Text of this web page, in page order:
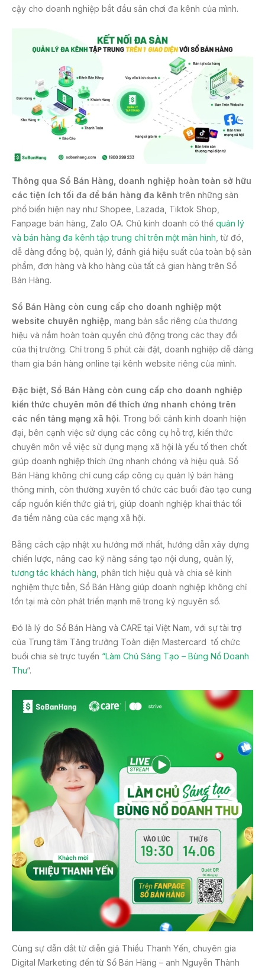
cậy cho doanh nghiệp bắt đầu sân chơi đa kênh của mình.
Thông qua Sổ Bán Hàng, doanh nghiệp hoàn toàn sở hữu
các tiện ích tối đa để bán hàng đa kênhtrên những sàn
phổ biến hiện nay như Shopee, Lazada, Tiktok Shop,
Fanpage bán hàng, Zalo OA. Chủ kinh doanh có thể quản lý
và bán hàng đa kênh tập trung chỉ trên một màn hình , từ đó,
dễ dàng đồng bộ, quản lý, đánh giá hiệu suất của toàn bộ sản
phẩm, đơn hàng và kho hàng của tất cả gian hàng trên Sổ
Bán Hàng.
Sổ Bán Hàng còn cung cấp cho doanh nghiệp một
website chuyên nghiệp , mang bản sắc riêng của thương
hiệu và nắm hoàn toàn quyền chủ động trong các thay đổi
của thị trường. Chỉ trong 5 phút cài đặt, doanh nghiệp dễ dàng
tham gia bán hàng online tại kênh website riêng của mình.
Đặc biệt, Sổ Bán Hàng còn cung cấp cho doanh nghiệp
kiến thức chuyên môn để thích ứng nhanh chóng trên
các nền tảng mạng xã hội. Trong bối cảnh kinh doanh hiện
đại, bên cạnh việc sử dụng các công cụ hỗ trợ, kiến thức
chuyên môn về việc sử dụng mạng xã hội là yếu tố then chốt
giúp doanh nghiệp thích ứng nhanh chóng và hiệu quả. Sổ
Bán Hàng không chỉ cung cấp công cụ quản lý bán hàng
thông minh, còn thường xuyên tổ chức các buổi đào tạo cung
cấp nguồn kiến thức giá trị, giúp doanh nghiệp khai thác tối
đa tiềm năng của các mạng xã hội.
Bằng cách cập nhật xu hướng mới nhất, hướng dẫn xây dựng
chiến lược, nâng cao kỹ năng sáng tạo nội dung, quản lý,
tương tác khách hàng , phân tích hiệu quả và chia sẻ kinh
nghiệm thực tiễn, Sổ Bán Hàng giúp doanh nghiệp không chỉ
tồn tại mà còn phát triển mạnh mẽ trong kỷ nguyên số.
Đó là lý do Sổ Bán Hàng và CARE tại Việt Nam, với sự tài trợ
của Trung tâm Tăng trưởng Toàn diện Mastercard tố chức
buổi chia sẻ trực tuyến “Làm Chủ Sáng Tạo – Bùng Nổ Doanh
Thu“.
Cùng sự dẫn dắt từ diễn giả Thiều Thanh Yến, chuyên gia
Digital Marketing đến từ Sổ Bán Hàng – anh Nguyễn Thành